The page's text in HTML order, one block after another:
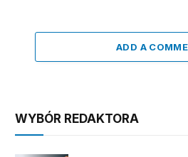
ADD A
WYBÓR REDAKTORA